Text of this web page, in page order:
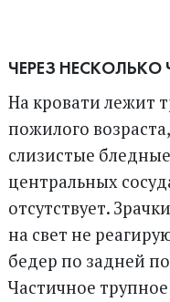
ЧЕРЕЗ НЕСКОЛЬКО
На кровати лежит
пожилого
слизистые
центральных
отсутствует.
на свет не
бедер по задней
Частичное